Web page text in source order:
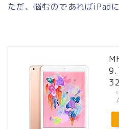
ただ、悩むのであればiPad